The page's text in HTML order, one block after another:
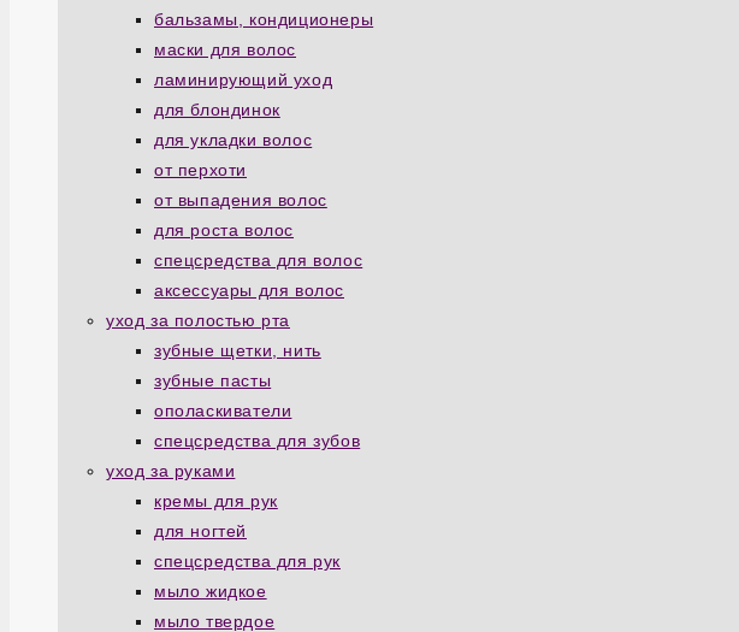
бальзамы, кондиционеры
маски для волос
ламинирующий уход
для блондинок
для укладки волос
от перхоти
от выпадения волос
для роста волос
спецсредства для волос
аксессуары для волос
уход за полостью рта
зубные щетки, нить
зубные пасты
ополаскиватели
спецсредства для зубов
уход за руками
кремы для рук
для ногтей
спецсредства для рук
мыло жидкое
мыло твердое